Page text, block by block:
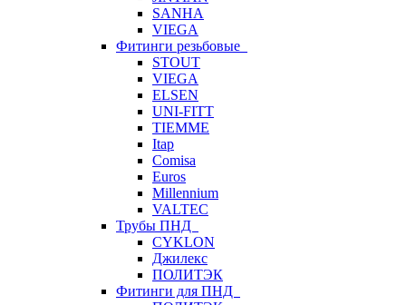
SANHA
VIEGA
Фитинги резьбовые
STOUT
VIEGA
ELSEN
UNI-FITT
TIEMME
Itap
Comisa
Euros
Millennium
VALTEC
Трубы ПНД
CYKLON
Джилекс
ПОЛИТЭК
Фитинги для ПНД